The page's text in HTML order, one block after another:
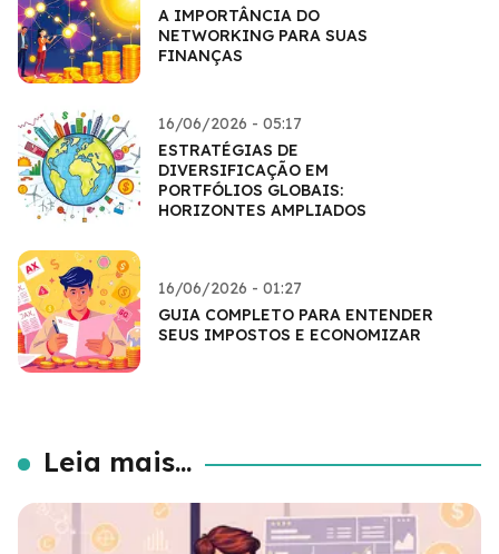
A IMPORTÂNCIA DO
NETWORKING PARA SUAS
FINANÇAS
16/06/2026 - 05:17
ESTRATÉGIAS DE
DIVERSIFICAÇÃO EM
PORTFÓLIOS GLOBAIS:
HORIZONTES AMPLIADOS
16/06/2026 - 01:27
GUIA COMPLETO PARA ENTENDER
SEUS IMPOSTOS E ECONOMIZAR
Leia mais...